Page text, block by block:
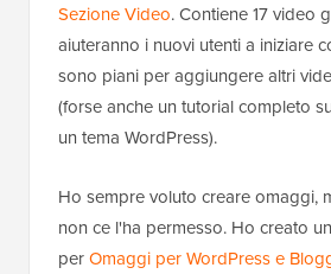
Sezione Video. Contiene 17 video
aiuteranno i nuovi utenti a iniziare
sono piani per aggiungere altri
(forse anche un tutorial completo
un tema WordPress).
Ho sempre voluto creare omaggi,
non ce l'ha permesso. Ho creato
perOmaggi per WordPress e